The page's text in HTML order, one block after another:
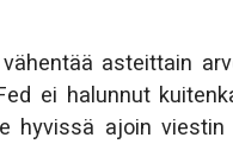
asteittain
ei halunnut
hyvissä ajoin